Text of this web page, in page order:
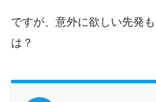
ですが、意外に欲しい先発
は？